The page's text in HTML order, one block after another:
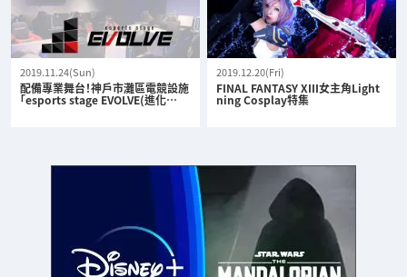
2019.11.24(Sun)
配備專業舞台！神戶市灘區電競設施
「esports stage EVOLVE(進化…
2019.12.20(Fri)
FINAL FANTASY XIII女主角Light
ning Cosplay特集